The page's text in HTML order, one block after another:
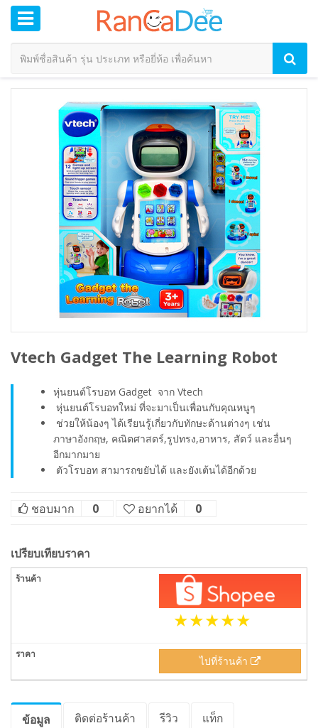
Vtech Gadget The Learning Robot
หุ่นยนต์โรบอท Gadget จาก Vtech
หุ่นยนต์โรบอทใหม่ ที่จะมาเป็นเพื่อนกับคุณหนูๆ
ช่วยให้น้องๆ ได้เรียนรู้เกี่ยวกับทักษะด้านต่างๆ เช่น
ภาษาอังกฤษ, คณิตศาสตร์,รูปทรง,อาหาร, สัตว์ และอื่นๆ
อีกมากมาย
ตัวโรบอท สามารถขยับได้ และยังเต้นได้อีกด้วย
ชอบมาก 0 อยากได้ 0
เปรียบเทียบราคา
ไปที่ร้านค้า
ข้อมูล ติดต่อร้านค้า รีวิว แท็ก